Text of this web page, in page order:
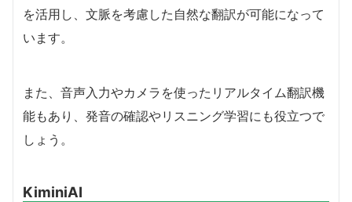
を活用し、文脈を考慮した自然な翻訳が可能になって
います。
また、音声入力やカメラを使ったリアルタイム翻訳機
能もあり、発音の確認やリスニング学習にも役立つで
しょう。
KiminiAI